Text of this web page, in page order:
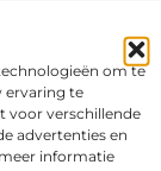
om te
ervaring te
voor verschillende
advertenties en
informatie
omdat
maar ook
doet. U